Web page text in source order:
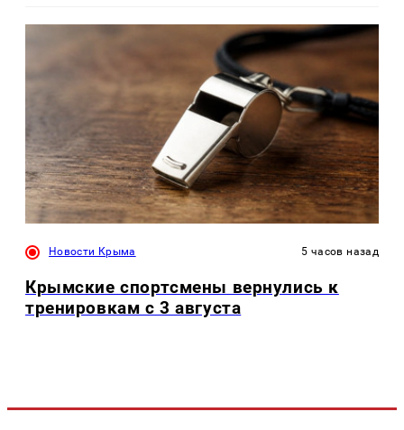
Новости Крыма 5 часов назад
Крымские спортсмены вернулись к
тренировкам с 3 августа